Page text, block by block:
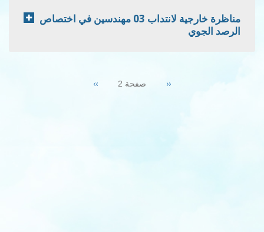
مناظرة خارجية لانتداب 03 مهندسين في اختصاص
الرصد الجوي
Previous
‹‹ صفحة 2 Next
››